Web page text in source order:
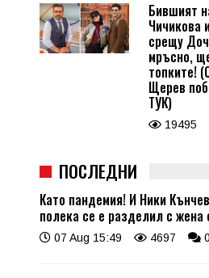
Бившият
Чичикова
срещу
мръсно,
топките!
Щерев
ТУК)
19495
ПОСЛЕДНИ
Като пандемия! И Ники
полека се е разделил с жена
07 Aug 15:49 4697 0